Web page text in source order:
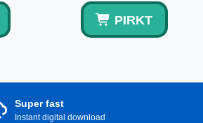
PIRKT
Super fast
Instant digital download